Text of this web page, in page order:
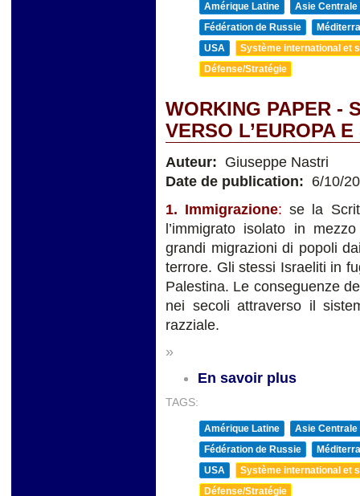
Amérique Latine
Asie Centrale
Fédération de Russie
USA
Système international et
Défense/Stratégie
WORKING PAPER -
VERSO L’EUROPA
Auteur: Giuseppe Nastri
Date de publication: 6/10/
1. Immigrazione: se la
l’immigrato isolato in
grandi migrazioni di popoli
terrore. Gli stessi Israeliti in
Palestina. Le conseguenze
nei secoli attraverso il
razziale.
»
En savoir plus
TAGS:
Amérique Latine
Asie Centrale
Fédération de Russie
USA
Système international et
Défense/Stratégie